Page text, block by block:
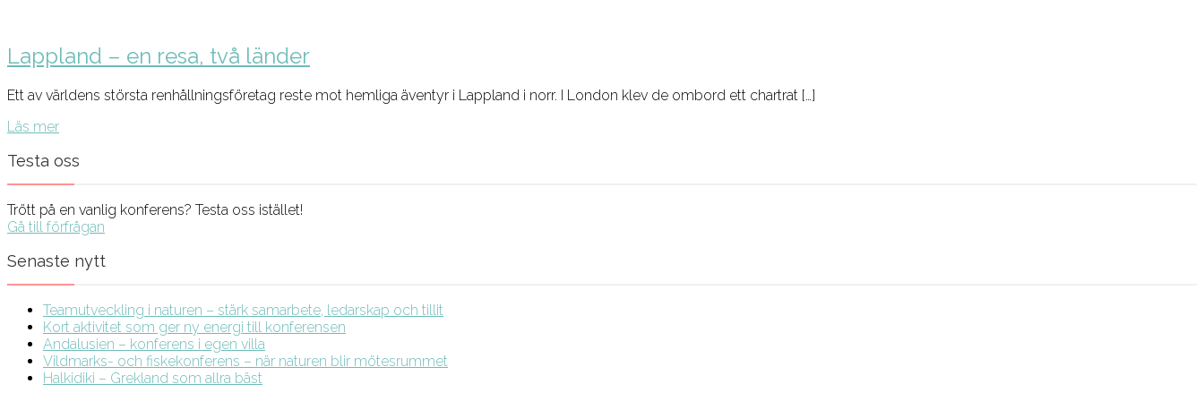
Lappland – en resa, två länder
Ett av världens största renhållningsföretag reste mot hemliga äventyr i Lappland i norr. I London klev de ombord ett chartrat […]
Läs mer
Testa oss
Trött på en vanlig konferens? Testa oss istället!
Gå till förfrågan
Senaste nytt
Teamutveckling i naturen – stärk samarbete, ledarskap och tillit
Kort aktivitet som ger ny energi till konferensen
Andalusien – konferens i egen villa
Vildmarks- och fiskekonferens – när naturen blir mötesrummet
Halkidiki – Grekland som allra bäst